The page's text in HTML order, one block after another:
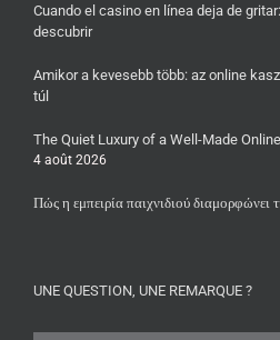
Cuando el casino en línea deja de
descubrir
Amikor a kevesebb több: az online
túl
The Quiet Luxury of a Well-Made
4 août 2026
Πώς η εμπειρία παιχνιδιού διαμορφώνει
UNE QUESTION, UNE REMARQUE ?